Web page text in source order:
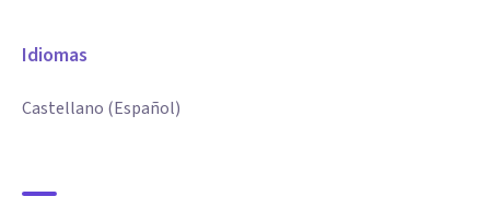
Idiomas
Castellano (Español)